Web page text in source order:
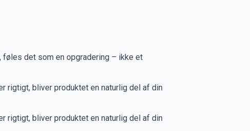
føles det som en opgradering – ikke et
rigtigt, bliver produktet en naturlig del af din
rigtigt, bliver produktet en naturlig del af din